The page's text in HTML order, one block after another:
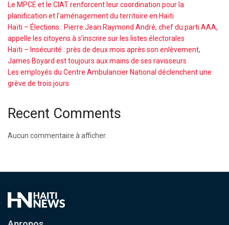
Le MPCE et le CIAT renforcent leur coordination pour la
planification et l’aménagement du territoire en Haïti
Haïti – Élections : Pierre Jean Raymond André, chef du parti AAA,
appelle les citoyens à s’inscrire sur les listes électorales
Haïti – Insécurité : près de deux mois après son enlèvement,
James Boyard est toujours aux mains de ses ravisseurs
Les employés du Centre Ambulancier National déclenchent une
grève de trois jours
Recent Comments
Aucun commentaire à afficher.